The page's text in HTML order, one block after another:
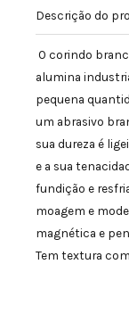
Descrição do
O corindo
alumina
pequena
um abrasivo
sua dureza é
e a sua
fundição e
moagem e
magnética e
Tem textura